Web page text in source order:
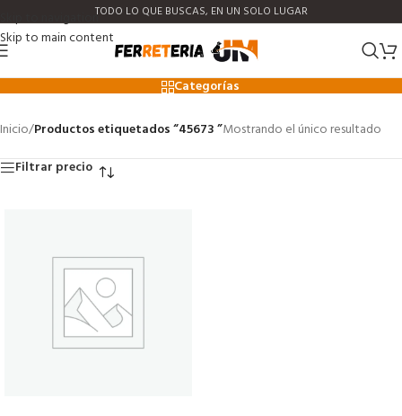
Skip to navigation
Skip to main content
TODO LO QUE BUSCAS, EN UN SOLO LUGAR
45673
Categorías
Inicio/Productos etiquetados “45673 ”Mostrando el único resultado
Filtrar precio